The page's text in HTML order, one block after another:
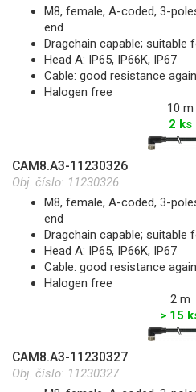
M8, female, A-coded, 3-
end
Dragchain capable; suitable
Head A: IP65, IP66K, IP67
Cable: good resistance
Halogen free
10 m
2 ks
CAM8.A3-11230326
Obj. číslo: 11230326
M8, female, A-coded, 3-
end
Dragchain capable; suitable
Head A: IP65, IP66K, IP67
Cable: good resistance
Halogen free
2 m
> 15
CAM8.A3-11230327
Obj. číslo: 11230327